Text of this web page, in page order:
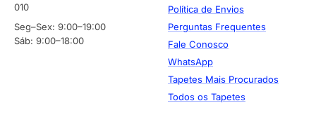
010
Seg–Sex: 9:00–19:00
Sáb: 9:00–18:00
Política de Envios
Perguntas Frequentes
Fale Conosco
WhatsApp
Tapetes Mais Procurados
Todos os Tapetes